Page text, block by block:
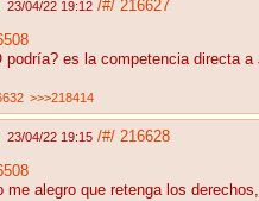
23/04/22 19:12 /#/ 216627
podría? es la competencia directa a
>>>218414
23/04/22 19:15 /#/ 216628
me alegro que retenga los